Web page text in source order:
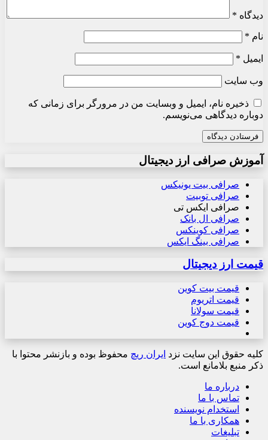
دیدگاه *
نام *
ایمیل *
وب‌ سایت
ذخیره نام، ایمیل و وبسایت من در مرورگر برای زمانی که
دوباره دیدگاهی می‌نویسم.
آموزش صرافی ارز دیجیتال
صرافی بیت یونیکس
صرافی توبیت
صرافی ایکس تی
صرافی ال بانک
صرافی کوینکس
صرافی بینگ ایکس
قیمت ارز دیجیتال
قیمت بیت کوین
قیمت اتریوم
قیمت سولانا
قیمت دوج کوین
کلیه حقوق این سایت نزد ایران ریچ محفوظ بوده و بازنشر محتوا با
ذکر منبع بلامانع است.
درباره ما
تماس با ما
استخدام نویسنده
همکاری با ما
تبلیغات